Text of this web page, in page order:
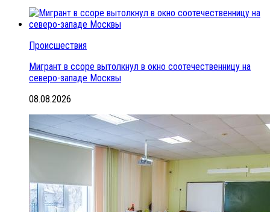
Происшествия
Мигрант в ссоре вытолкнул в окно соотечественницу на
северо-западе Москвы
08.08.2026